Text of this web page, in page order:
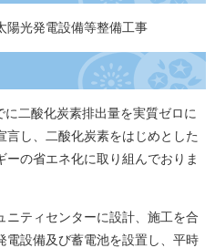
光発電設備等整備工事
二酸化炭素排出量を実質ゼロに
し、二酸化炭素をはじめとした
の省エネ化に取り組んでおりま
ティセンターに設計、施工を合
電設備及び蓄電池を設置し、平時